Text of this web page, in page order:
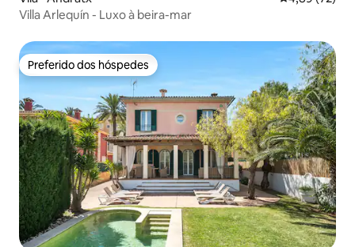
Villa Arlequín - Luxo à beira-mar
Preferido dos hóspedes
Preferido dos hóspedes